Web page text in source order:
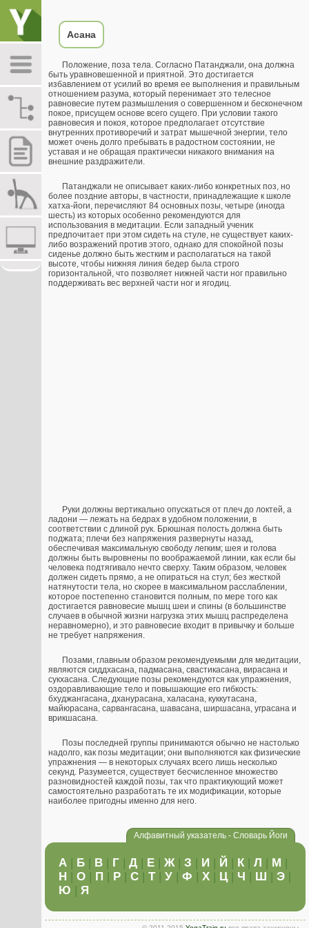
Асана
Положение, поза тела. Согласно Патанджали, она должна
быть уравновешенной и приятной. Это достигается
избавлением от усилий во время ее выполнения и правильным
отношением разума, который перенимает это телесное
равновесие путем размышления о совершенном и бесконечном
покое, присущем основе всего сущего. При условии такого
равновесия и покоя, которое предполагает отсутствие
внутренних противоречий и затрат мышечной энергии, тело
может очень долго пребывать в радостном состоянии, не
уставая и не обращая практически никакого внимания на
внешние раздражители.
Патанджали не описывает каких-либо конкретных поз, но
более поздние авторы, в частности, принадлежащие к школе
хатха-йоги, перечисляют 84 основных позы, четыре (иногда
шесть) из которых особенно рекомендуются для
использования в медитации. Если западный ученик
предпочитает при этом сидеть на стуле, не существует каких-
либо возражений против этого, однако для спокойной позы
сиденье должно быть жестким и располагаться на такой
высоте, чтобы нижняя линия бедер была строго
горизонтальной, что позволяет нижней части ног правильно
поддерживать вес верхней части ног и ягодиц.
Руки должны вертикально опускаться от плеч до локтей, а
ладони — лежать на бедрах в удобном положении, в
соответствии с длиной рук. Брюшная полость должна быть
поджата; плечи без напряжения развернуты назад,
обеспечивая максимальную свободу легким; шея и голова
должны быть выровнены по воображаемой линии, как если бы
человека подтягивало нечто сверху. Таким образом, человек
должен сидеть прямо, а не опираться на стул; без жесткой
натянутости тела, но скорее в максимальном расслаблении,
которое постепенно становится полным, по мере того как
достигается равновесие мышц шеи и спины (в большинстве
случаев в обычной жизни нагрузка этих мышц распределена
неравномерно), и это равновесие входит в привычку и больше
не требует напряжения.
Позами, главным образом рекомендуемыми для медитации,
являются сиддхасана, падмасана, свастикасана, вирасана и
сукхасана. Следующие позы рекомендуются как упражнения,
оздоравливающие тело и повышающие его гибкость:
бхуджангасана, дханурасана, халасана, куккутасана,
майюрасана, сарвангасана, шавасана, ширшасана, уграсана и
врикшасана.
Позы последней группы принимаются обычно не настолько
надолго, как позы медитации; они выполняются как физические
упражнения — в некоторых случаях всего лишь несколько
секунд. Разумеется, существует бесчисленное множество
разновидностей каждой позы, так что практикующий может
самостоятельно разработать те их модификации, которые
наиболее пригодны именно для него.
Алфавитный указатель - Словарь Йоги
А | Б | В | Г | Д | Е | Ж| З | И | Й | К | Л | М |
Н | О | П | Р | С | Т| У | Ф | Х | Ц| Ч | Ш | Э |
Ю | Я